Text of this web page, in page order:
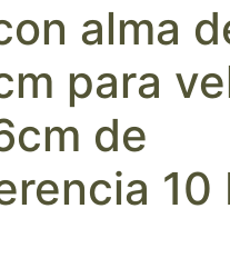
alma
para
de
10